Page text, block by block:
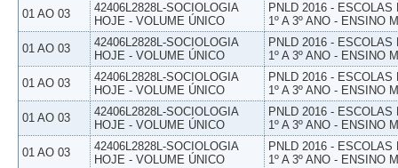
01 AO 03
42406L2828L-SOCIOLOGIA
HOJE - VOLUME ÚNICO
PNLD 2016 -
1º A 3º ANO - ENSINO
01 AO 03
42406L2828L-SOCIOLOGIA
HOJE - VOLUME ÚNICO
PNLD 2016 -
1º A 3º ANO - ENSINO
01 AO 03
42406L2828L-SOCIOLOGIA
HOJE - VOLUME ÚNICO
PNLD 2016 -
1º A 3º ANO - ENSINO
01 AO 03
42406L2828L-SOCIOLOGIA
HOJE - VOLUME ÚNICO
PNLD 2016 -
1º A 3º ANO - ENSINO
01 AO 03
42406L2828L-SOCIOLOGIA
HOJE - VOLUME ÚNICO
PNLD 2016 -
1º A 3º ANO - ENSINO